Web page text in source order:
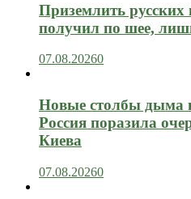
Приземлить русских
получил по шее,
07.08.20260
Новые столбы дыма
Россия поразила
Киева
07.08.20260